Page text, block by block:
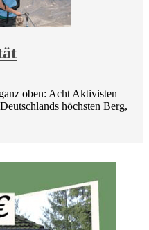
oben: Acht Aktivisten
höchsten Berg,